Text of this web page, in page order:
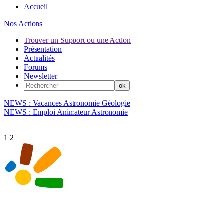
Accueil
Nos Actions
Trouver un Support ou une Action
Présentation
Actualités
Forums
Newsletter
NEWS : Vacances Astronomie Géologie
NEWS : Emploi Animateur Astronomie
1 2